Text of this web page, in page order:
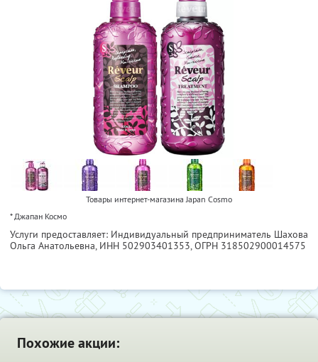
Товары интернет-магазина Japan Cosmo
* Джапан Космо
Услуги предоставляет: Индивидуальный предприниматель Шахова
Ольга Анатольевна, ИНН 502903401353, ОГРН 318502900014575
Похожие акции: